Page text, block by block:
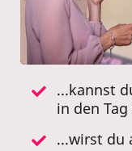
...kannst
in den
...wirst du